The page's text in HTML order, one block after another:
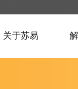
关于苏易